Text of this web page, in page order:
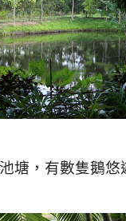
塘，有數隻鵝悠